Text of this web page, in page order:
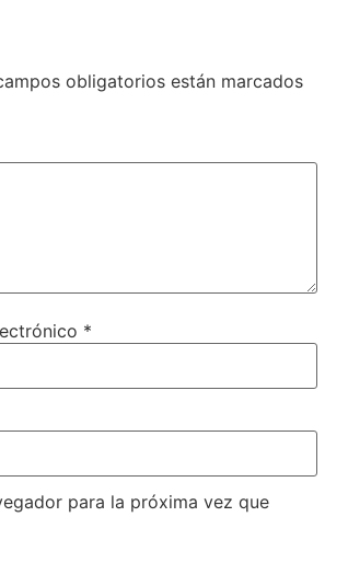
obligatorios están marcados
*
para la próxima vez que